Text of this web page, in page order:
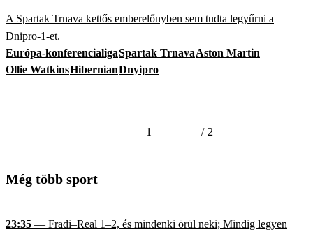
A Spartak Trnava kettős emberelőnyben sem tudta legyűrni a
Dnipro-1-et.
Európa-konferencialigaSpartak TrnavaAston Martin
Ollie WatkinsHibernianDnyipro
1 / 2
Még több sport
23:35 — Fradi–Real 1–2, és mindenki örül neki; Mindig legyen